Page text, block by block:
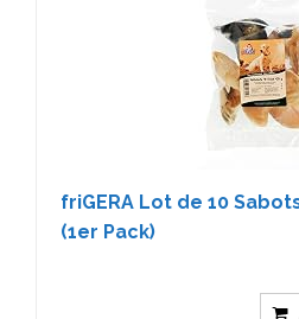
friGERA Lot de 10
(1er Pack)